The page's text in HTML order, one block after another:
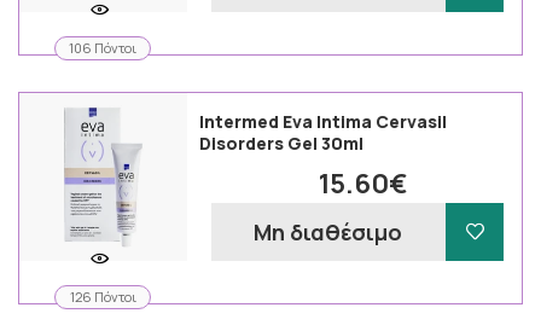
106 Πόντοι
126 Πόντοι
Intermed Eva Intima Cervasil
Disorders Gel 30ml
15.60€
Μη διαθέσιμο